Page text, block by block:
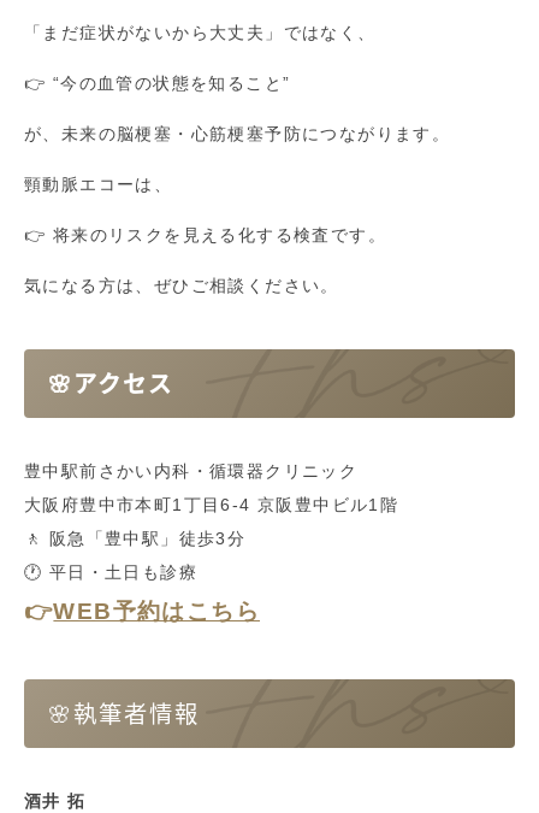
「まだ症状がないから大丈夫」ではなく、
👉 “今の血管の状態を知ること”
が、未来の脳梗塞・心筋梗塞予防につながります。
頸動脈エコーは、
👉 将来のリスクを見える化する検査です。
気になる方は、ぜひご相談ください。
🌸アクセス
豊中駅前さかい内科・循環器クリニック
大阪府豊中市本町1丁目6-4 京阪豊中ビル1階
🚶 阪急「豊中駅」徒歩3分
🕐 平日・土日も診療
👉WEB予約はこちら
🌸執筆者情報
酒井 拓